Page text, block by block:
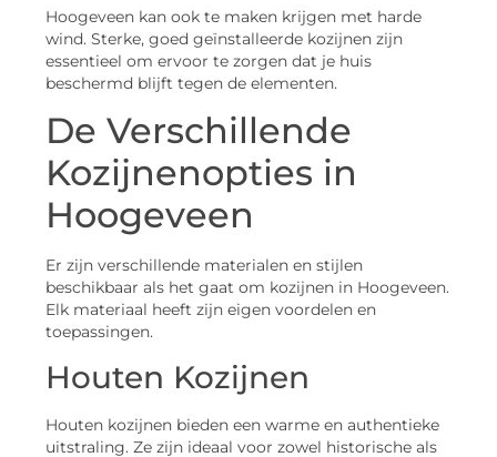
Hoogeveen kan ook te maken krijgen met harde
wind. Sterke, goed geïnstalleerde kozijnen zijn
essentieel om ervoor te zorgen dat je huis
beschermd blijft tegen de elementen.
De Verschillende
Kozijnenopties in
Hoogeveen
Er zijn verschillende materialen en stijlen
beschikbaar als het gaat om kozijnen in Hoogeveen.
Elk materiaal heeft zijn eigen voordelen en
toepassingen.
Houten Kozijnen
Houten kozijnen bieden een warme en authentieke
uitstraling. Ze zijn ideaal voor zowel historische als